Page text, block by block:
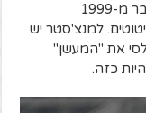
השחקנים מתים עליו, האוהדים מאוהבים כבר מ-1999
למנצ'סטר יש
את "המעשן"
כזה.